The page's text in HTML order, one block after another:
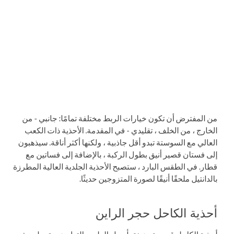
من المفترض أن تكون خيارات الربط مختلفة تمامًا: جانبي - من
الخارج ، من الخلف ، تقليدي - في المقدمة. الأحذية ذات الكعب
العالي مع السوستة تبدو أقل جاذبية ، ولكنها أكثر أناقة. سيذهبون
إلى فستان قصير أنيق بطول الركبة ، بالإضافة إلى فساتين مع
قطار. في الطقس البارد ، ستصبح الأحذية الجلدية العالية المطرزة
بالدانتيل ملحقًا أنيقًا لصورة المتزوجين حديثًا.
أحذية الكاحل حجر الراين